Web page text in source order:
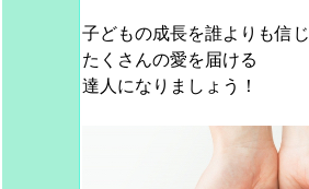
子どもの成長を誰よりも信じ
たくさんの愛を届ける
達人になりましょう！